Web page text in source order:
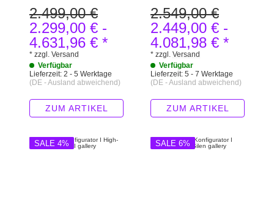
2.299,00 € -
4.631,96 € *
2.499,00 €
* zzgl. Versand
Verfügbar
Lieferzeit: 2 - 5 Werktage
(DE - Ausland abweichend)
ZUM ARTIKEL
2.449,00 € -
4.081,98 € *
2.549,00 €
* zzgl. Versand
Verfügbar
Lieferzeit: 5 - 7 Werktage
(DE - Ausland abweichend)
ZUM ARTIKEL
SALE 4% SALE 6%